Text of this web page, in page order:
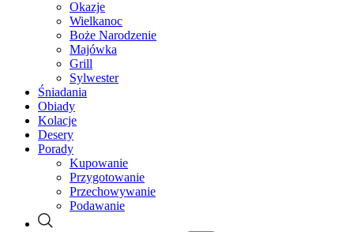
Okazje
Wielkanoc
Boże Narodzenie
Majówka
Grill
Sylwester
Śniadania
Obiady
Kolacje
Desery
Porady
Kupowanie
Przygotowanie
Przechowywanie
Podawanie